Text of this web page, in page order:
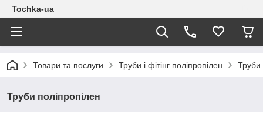
Tochka-ua
Товари та послуги Труби і фітінг поліпропілен Труби
Труби поліпропілен